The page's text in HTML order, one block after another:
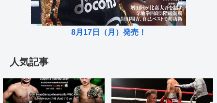
8月17日（月）発売！
人気記事